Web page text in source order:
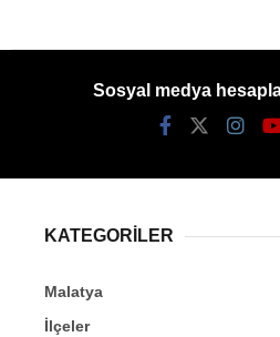
Sosyal medya
KATEGORİLER
Malatya
İlçeler